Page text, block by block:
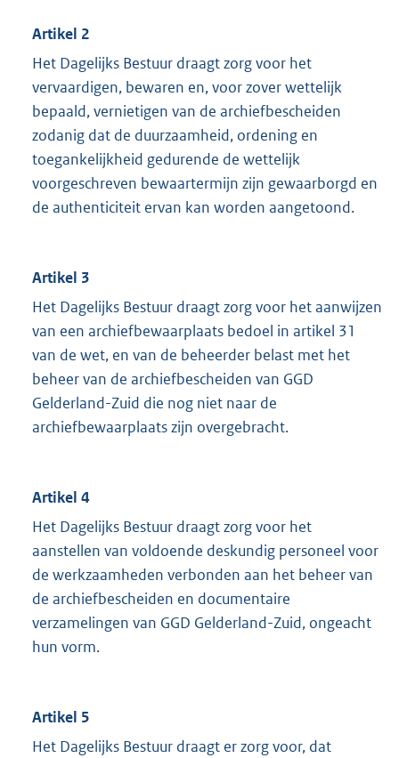
Artikel 2
Het Dagelijks Bestuur draagt zorg voor het
vervaardigen, bewaren en, voor zover wettelijk
bepaald, vernietigen van de archiefbescheiden
zodanig dat de duurzaamheid, ordening en
toegankelijkheid gedurende de wettelijk
voorgeschreven bewaartermijn zijn gewaarborgd en
de authenticiteit ervan kan worden aangetoond.
Artikel 3
Het Dagelijks Bestuur draagt zorg voor het aanwijzen
van een archiefbewaarplaats bedoel in artikel 31
van de wet, en van de beheerder belast met het
beheer van de archiefbescheiden van GGD
Gelderland-Zuid die nog niet naar de
archiefbewaarplaats zijn overgebracht.
Artikel 4
Het Dagelijks Bestuur draagt zorg voor het
aanstellen van voldoende deskundig personeel voor
de werkzaamheden verbonden aan het beheer van
de archiefbescheiden en documentaire
verzamelingen van GGD Gelderland-Zuid, ongeacht
hun vorm.
Artikel 5
Het Dagelijks Bestuur draagt er zorg voor, dat